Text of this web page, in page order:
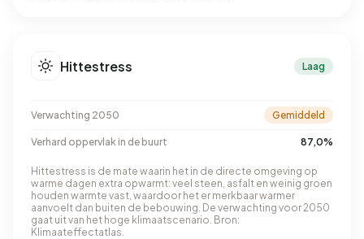
Hittestress Laag
Verwachting 2050 Gemiddeld
Verhard oppervlak in de buurt 87,0%
Hittestress is de mate waarin het in de directe omgeving op
warme dagen extra opwarmt: veel steen, asfalt en weinig groen
houden warmte vast, waardoor het er merkbaar warmer
aanvoelt dan buiten de bebouwing. De verwachting voor 2050
gaat uit van het hoge klimaatscenario. Bron:
Klimaateffectatlas.